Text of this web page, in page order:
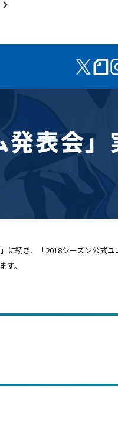
表会」
に続き、「2018シーズン公式
。